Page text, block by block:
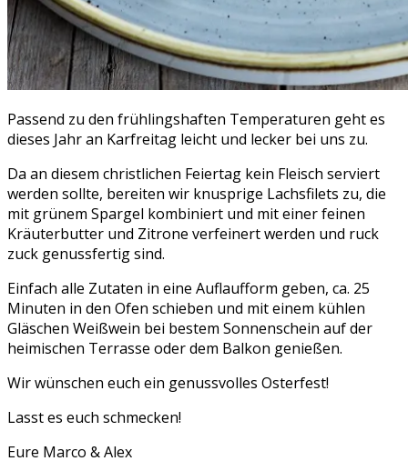
Passend zu den frühlingshaften Temperaturen geht es
dieses Jahr an Karfreitag leicht und lecker bei uns zu.
Da an diesem christlichen Feiertag kein Fleisch serviert
werden sollte, bereiten wir knusprige Lachsfilets zu, die
mit grünem Spargel kombiniert und mit einer feinen
Kräuterbutter und Zitrone verfeinert werden und ruck
zuck genussfertig sind.
Einfach alle Zutaten in eine Auflaufform geben, ca. 25
Minuten in den Ofen schieben und mit einem kühlen
Gläschen Weißwein bei bestem Sonnenschein auf der
heimischen Terrasse oder dem Balkon genießen.
Wir wünschen euch ein genussvolles Osterfest!
Lasst es euch schmecken!
Eure Marco & Alex